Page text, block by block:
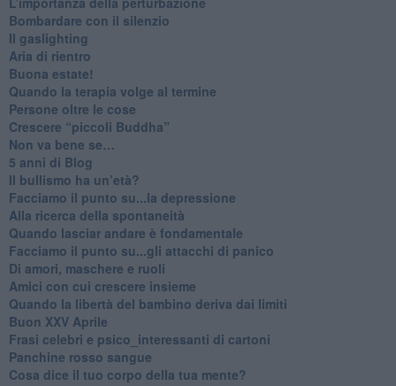
​Bombardare con il silenzio
Il gaslighting
Aria di rientro
Buona estate!
​Quando la terapia volge al termine
​Persone oltre le cose
​Crescere “piccoli Buddha”
Non va bene se…
​5 anni di Blog
​Il bullismo ha un’età?
Facciamo il punto su...la depressione
​Alla ricerca della spontaneità
​Quando lasciar andare è fondamentale
Facciamo il punto su...gli attacchi di panico
Di amori, maschere e ruoli
​Amici con cui crescere insieme
​Quando la libertà del bambino deriva dai limiti
Buon XXV Aprile
​Frasi celebri e psico_interessanti di cartoni
​Panchine rosso sangue
​Cosa dice il tuo corpo della tua mente?